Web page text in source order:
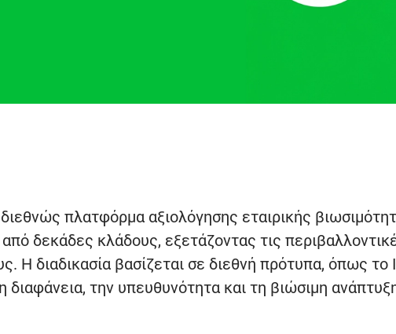
πλατφόρμα αξιολόγησης εταιρικής
δεκάδες κλάδους, εξετάζοντας τις
Η διαδικασία βασίζεται σε διεθνή πρότυπα, όπως το
διαφάνεια, την υπευθυνότητα και τη βιώσιμη